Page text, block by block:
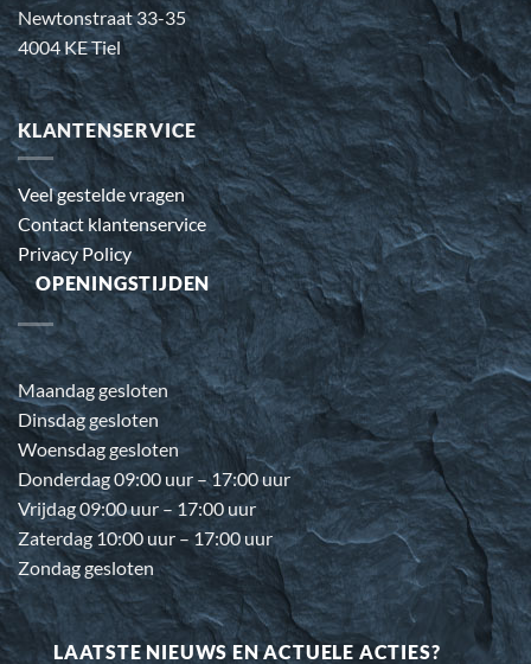
Newtonstraat 33-35
4004 KE Tiel
KLANTENSERVICE
Veel gestelde vragen
Contact klantenservice
Privacy Policy
OPENINGSTIJDEN
Maandag gesloten
Dinsdag gesloten
Woensdag gesloten
Donderdag 09:00 uur – 17:00 uur
Vrijdag 09:00 uur – 17:00 uur
Zaterdag 10:00 uur – 17:00 uur
Zondag gesloten
LAATSTE NIEUWS EN ACTUELE ACTIES?